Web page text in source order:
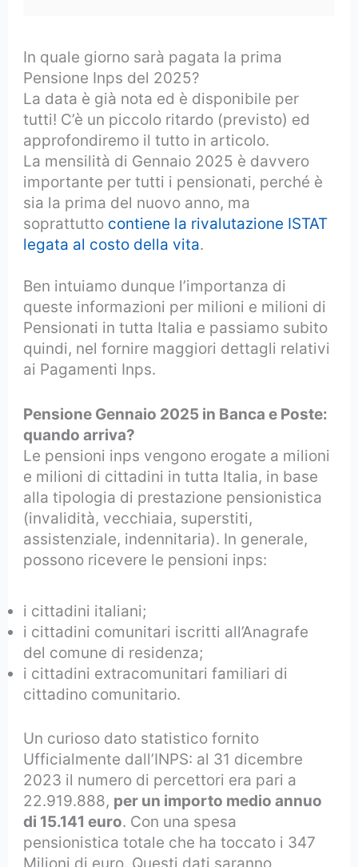
In quale giorno sarà pagata la prima
Pensione Inps del 2025?
La data è già nota ed è disponibile per
tutti! C’è un piccolo ritardo (previsto) ed
approfondiremo il tutto in articolo.
La mensilità di Gennaio 2025 è davvero
importante per tutti i pensionati, perché è
sia la prima del nuovo anno, ma
soprattutto contiene la rivalutazione ISTAT
legata al costo della vita.
Ben intuiamo dunque l’importanza di
queste informazioni per milioni e milioni di
Pensionati in tutta Italia e passiamo subito
quindi, nel fornire maggiori dettagli relativi
ai Pagamenti Inps.
Pensione Gennaio 2025 in Banca e Poste:
quando arriva?
Le pensioni inps vengono erogate a milioni
e milioni di cittadini in tutta Italia, in base
alla tipologia di prestazione pensionistica
(invalidità, vecchiaia, superstiti,
assistenziale, indennitaria). In generale,
possono ricevere le pensioni inps:
i cittadini italiani;
i cittadini comunitari iscritti all’Anagrafe
del comune di residenza;
i cittadini extracomunitari familiari di
cittadino comunitario.
Un curioso dato statistico fornito
Ufficialmente dall’INPS: al 31 dicembre
2023 il numero di percettori era pari a
22.919.888, per un importo medio annuo
di 15.141 euro. Con una spesa
pensionistica totale che ha toccato i 347
Milioni di euro. Questi dati saranno